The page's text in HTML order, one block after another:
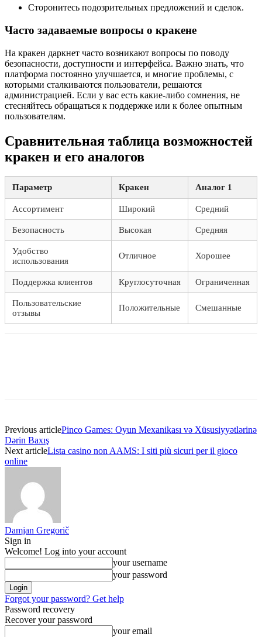
Сторонитесь подозрительных предложений и сделок.
Часто задаваемые вопросы о кракене
На кракен даркнет часто возникают вопросы по поводу
безопасности, доступности и интерфейса. Важно знать, что
платформа постоянно улучшается, и многие проблемы, с
которыми сталкиваются пользователи, решаются
администрацией. Если у вас есть какие-либо сомнения, не
стесняйтесь обращаться к поддержке или к более опытным
пользователям.
Сравнительная таблица возможностей
кракен и его аналогов
Параметр Кракен Аналог 1
Ассортимент Широкий Средний
Безопасность Высокая Средняя
Удобство
использования
Отличное Хорошее
Поддержка клиентов Круглосуточная Ограниченная
Пользовательские
отзывы
Положительные Смешанные
Previous articlePinco Games: Oyun Mexanikası və Xüsusiyyətlərinə
Dərin Baxış
Next articleLista casino non AAMS: I siti più sicuri per il gioco
online
Damjan Gregorič
Sign in
Welcome! Log into your account
your username
your password
Forgot your password? Get help
Password recovery
Recover your password
your email